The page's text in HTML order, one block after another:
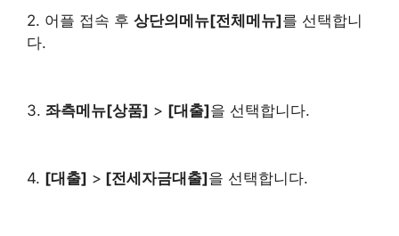
2. 어플 접속 후 상단의메뉴[전체메뉴]를 선택합니
다.
3. 좌측메뉴[상품] > [대출]을 선택합니다.
4. [대출] > [전세자금대출]을 선택합니다.